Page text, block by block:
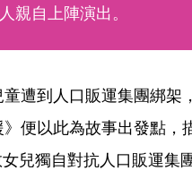
親自上陣演出。
遭到人口販運集團綁架
便以此為故事出發點，
兒獨自對抗人口販運集